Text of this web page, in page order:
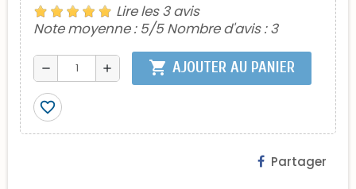
Lire les 3 avis
Note moyenne : 5/5 Nombre d'avis :3
remove add shopping_cart AJOUTER AU PANIER
favorite_border
Partager